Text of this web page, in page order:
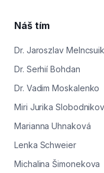
Náš tím
Dr. Jaroszlav Melncsuik
Dr. Serhií Bohdan
Dr. Vadim Moskalenko
Miri Jurika
Marianna Uhnaková
Lenka Schweier
Michalina Šimonekova